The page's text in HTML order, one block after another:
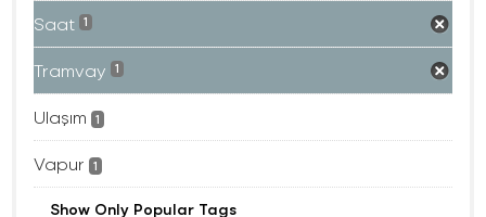
Saat 1
Tramvay 1
Ulaşım 1
Vapur 1
Show Only Popular Tags